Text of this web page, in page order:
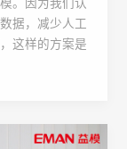
。因为我们认
据，减少人工
这样的方案是